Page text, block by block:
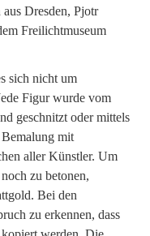
Dresden, Pjotr
Freilichtmuseum
sich nicht um
Figur wurde vom
geschnitzt oder mittels
mit
aller Künstler. Um
zu betonen,
Bei den
zu erkennen, dass